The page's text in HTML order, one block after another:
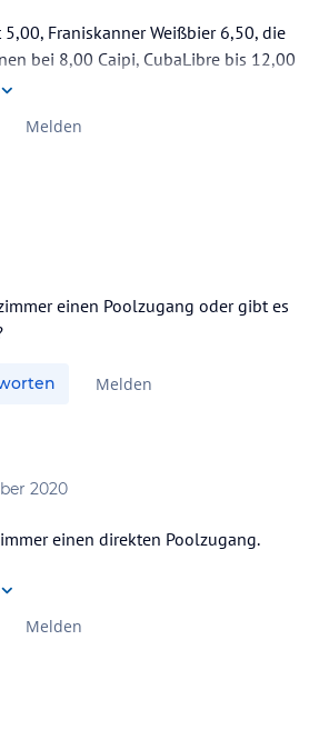
Franiskanner Weißbier 6,50, die
bei 8,00 Caipi, CubaLibre bis 12,00
Melden
einen Poolzugang oder gibt es
Melden
2020
einen direkten Poolzugang.
Melden